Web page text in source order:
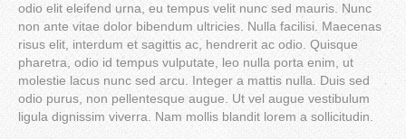
odio elit eleifend urna, eu tempus velit nunc sed mauris. Nunc
non ante vitae dolor bibendum ultricies. Nulla facilisi. Maecenas
risus elit, interdum et sagittis ac, hendrerit ac odio. Quisque
pharetra, odio id tempus vulputate, leo nulla porta enim, ut
molestie lacus nunc sed arcu. Integer a mattis nulla. Duis sed
odio purus, non pellentesque augue. Ut vel augue vestibulum
ligula dignissim viverra. Nam mollis blandit lorem a sollicitudin.